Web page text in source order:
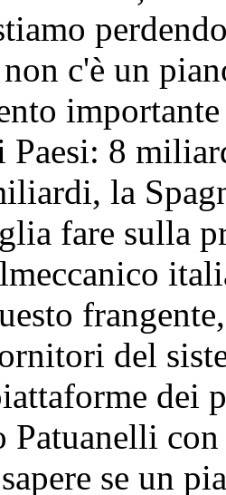
c'è un
8
la
fare sulla
del
dei
con
se un